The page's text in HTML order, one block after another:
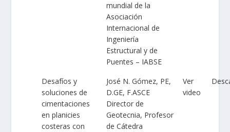
mundial de la
Asociación
Internacional de
Ingeniería
Estructural y de
Puentes – IABSE
Desafíos y
soluciones de
cimentaciones
en planicies
costeras con
José N. Gómez, PE,
D.GE, F.ASCE
Director de
Geotecnia, Profesor
de Cátedra
Ver
video